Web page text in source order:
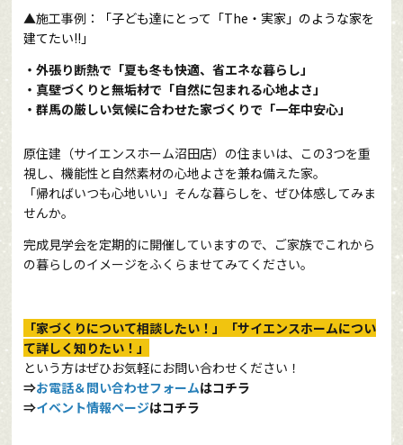
▲施工事例：
「子ども達にとって「The・実家」のような家を
建てたい!!」
・外張り断熱で「夏も冬も快適、省エネな暮らし」
・真壁づくりと無垢材で「自然に包まれる心地よさ」
・群馬の厳しい気候に合わせた家づくりで「一年中安心」
原住建（サイエンスホーム沼田店）の住まいは、この3つを重
視し、機能性と自然素材の心地よさを兼ね備えた家。
「帰ればいつも心地いい」そんな暮らしを、ぜひ体感してみま
せんか。
完成見学会を定期的に開催していますので、ご家族でこれから
の暮らしのイメージをふくらませてみてください。
「家づくりについて相談したい！」「サイエンスホームについ
て詳しく知りたい！」
という方はぜひお気軽にお問い合わせください！
⇒お電話＆問い合わせフォームはコチラ
⇒イベント情報ページはコチラ